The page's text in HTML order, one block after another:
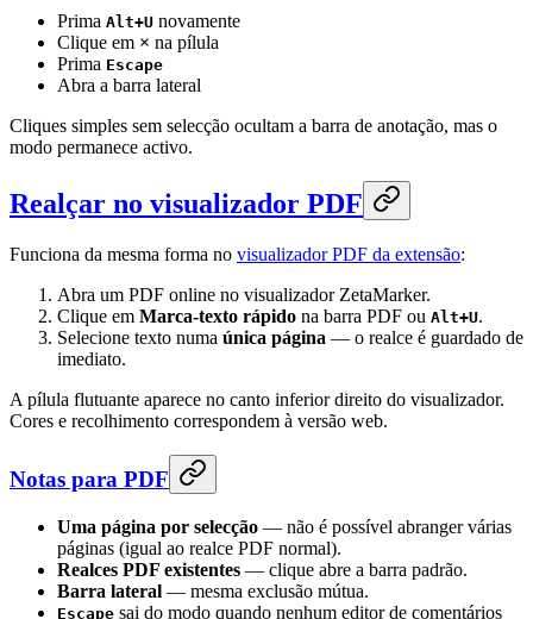
Prima Alt+U novamente
Clique em × na pílula
Prima Escape
Abra a barra lateral
Cliques simples sem selecção ocultam a barra de anotação, mas o
modo permanece activo.
Realçar no visualizador PDF
Funciona da mesma forma no visualizador PDF da extensão:
Abra um PDF online no visualizador ZetaMarker.
Clique em Marca-texto rápido na barra PDF ou Alt+U.
Selecione texto numa única página — o realce é guardado de
imediato.
A pílula flutuante aparece no canto inferior direito do visualizador.
Cores e recolhimento correspondem à versão web.
Notas para PDF
Uma página por selecção — não é possível abranger várias
páginas (igual ao realce PDF normal).
Realces PDF existentes — clique abre a barra padrão.
Barra lateral — mesma exclusão mútua.
Escape sai do modo quando nenhum editor de comentários